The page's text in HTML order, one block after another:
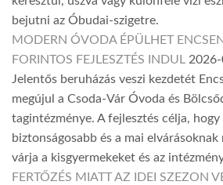
bejutni az Óbudai-szigetre.
MODERN ÓVODA ÉPÜLHET
FORINTOS FEJLESZTÉS INDUL
Jelentős beruházás veszi kezdetét
megújul a Csoda-Vár Óvoda és
tagintézménye. A fejlesztés célja,
biztonságosabb és a mai
várja a kisgyermekeket és az
FERTŐZÉS MIATT AZ IDEI SZEZON